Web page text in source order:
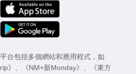
台包括多個網站和應用程式，如
》 、 《NM+新Monday》 、
《東方